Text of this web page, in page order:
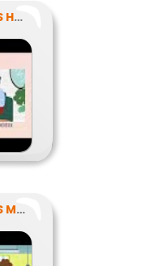
KONFLIKTUSKEZELÉS HATÉKONYAN
AZ ALKALMAZKODÁS MŰVÉSZETE